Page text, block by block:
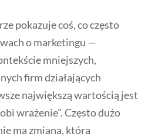
pokazuje coś, co często
o marketingu —
mniejszych,
firm działających
największą wartością jest
wrażenie”. Często dużo
ma zmiana, która